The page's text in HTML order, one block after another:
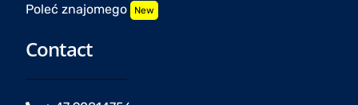
Poleć znajomego New
Contact